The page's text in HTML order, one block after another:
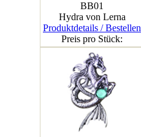
BB01
Hydra von Lerna
Produktdetails / Bestellen
Preis pro Stück: